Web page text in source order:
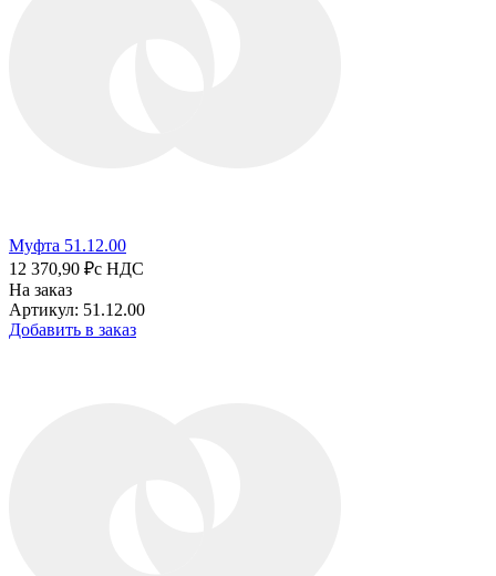
Муфта 51.12.00
12 370,90 ₽с НДС
На заказ
Артикул: 51.12.00
Добавить в заказ